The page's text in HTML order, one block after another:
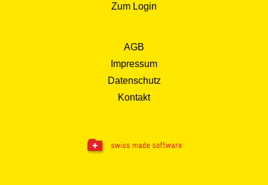
Zum Login
AGB
Impressum
Datenschutz
Kontakt